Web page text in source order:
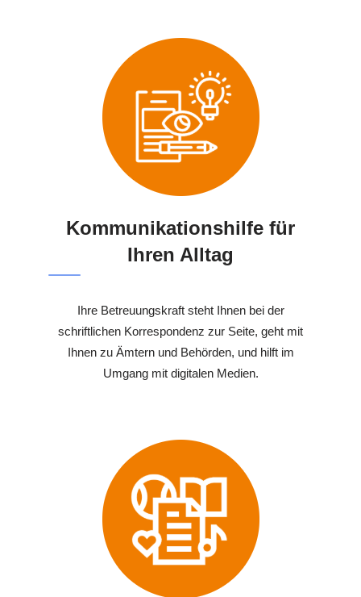
Kommunikationshilfe für
Ihren Alltag
Ihre Betreuungskraft steht Ihnen bei der
schriftlichen Korrespondenz zur Seite, geht mit
Ihnen zu Ämtern und Behörden, und hilft im
Umgang mit digitalen Medien.